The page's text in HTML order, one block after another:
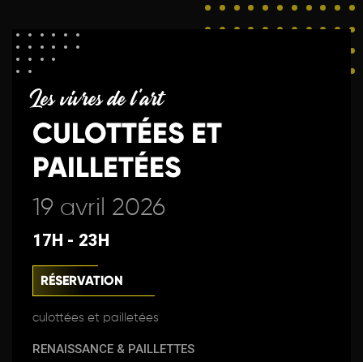
Les vivres de l'art
CULOTTÉES ET
PAILLETÉES
19 avril 2026
17H - 23H
RÉSERVATION
culottées et pailletées
RENAISSANCE & PAILLETTES